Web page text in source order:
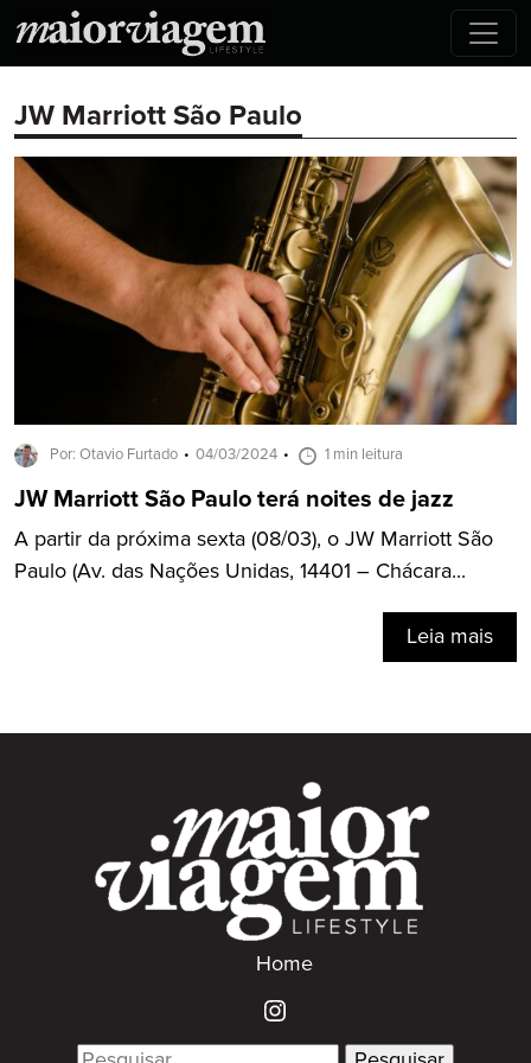
JW Marriott São Paulo
Por: Otavio Furtado 04/03/2024 1 min leitura
JW Marriott São Paulo terá noites de jazz
A partir da próxima sexta (08/03), o JW Marriott São
Paulo (Av. das Nações Unidas, 14401 – Chácara...
Leia mais
Home
Search